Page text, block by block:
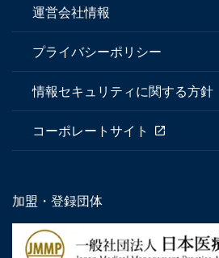
運営会社情報
プライバシーポリシー
情報セキュリティに関する方針
コーポレートサイト
加盟・登録団体